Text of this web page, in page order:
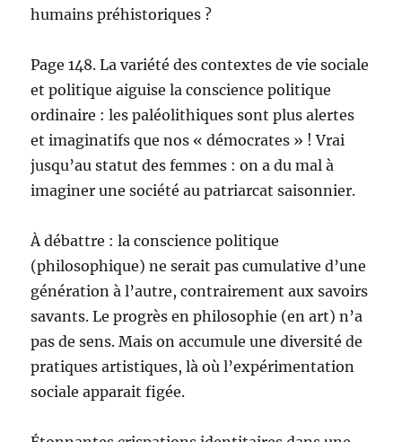
humains préhistoriques ?
Page 148. La variété des contextes de vie sociale
et politique aiguise la conscience politique
ordinaire : les paléolithiques sont plus alertes
et imaginatifs que nos « démocrates » ! Vrai
jusqu’au statut des femmes : on a du mal à
imaginer une société au patriarcat saisonnier.
À débattre : la conscience politique
(philosophique) ne serait pas cumulative d’une
génération à l’autre, contrairement aux savoirs
savants. Le progrès en philosophie (en art) n’a
pas de sens. Mais on accumule une diversité de
pratiques artistiques, là où l’expérimentation
sociale apparait figée.